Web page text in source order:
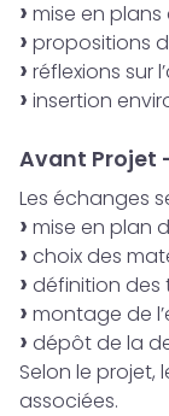
mise en plans
propositions
réflexions sur
insertion
Avant Projet
Les échanges
mise en plan
choix des
définition des
montage de
dépôt de la
Selon le projet,
associées.